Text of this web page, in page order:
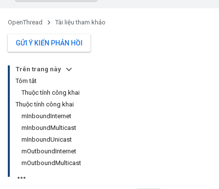
OpenThread Tài liệu tham khảo
GỬI Ý KIẾN PHẢN HỒI
Trên trang này
Tóm tắt
Thuộc tính công khai
Thuộc tính công khai
mInboundInternet
mInboundMulticast
mInboundUnicast
mOutboundInternet
mOutboundMulticast